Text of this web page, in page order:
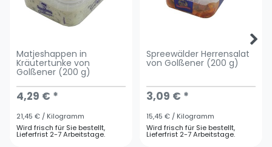
Matjeshappen in
Kräutertunke von
Golßener (200 g)
4,29 € *
21,45 € / Kilogramm
Wird frisch für Sie bestellt,
Lieferfrist 2-7 Arbeitstage.
Spreewälder Herrensalat
von Golßener (200 g)
3,09 € *
15,45 € / Kilogramm
Wird frisch für Sie bestellt,
Lieferfrist 2-7 Arbeitstage.